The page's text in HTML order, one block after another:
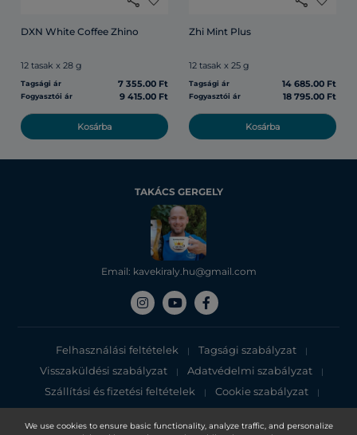
We use cookies to ensure basic functionality, analyze traffic, and personalize
DXN White Coffee Zhino
12 tasak x 28 g
Tagsági ár 7 355.00 Ft
Fogyasztói ár 9 415.00 Ft
Kosárba
Zhi Mint Plus
12 tasak x 25 g
Tagsági ár 14 685.00 Ft
Fogyasztói ár 18 795.00 Ft
Kosárba
TAKÁCS GERGELY
Email: kavekiraly.hu@gmail.com
Felhasználási feltételek | Tagsági szabályzat |
Visszaküldési szabályzat | Adatvédelmi szabályzat |
Szállítási és fizetési feltételek | Cookie szabályzat |
Adatvédelmi tájékoztató